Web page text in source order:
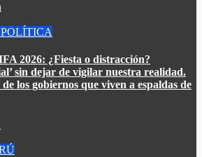
POLÍTICA
2026: ¿Fiesta o distracción?
sin dejar de vigilar nuestra realidad.
los gobiernos que viven a espaldas de